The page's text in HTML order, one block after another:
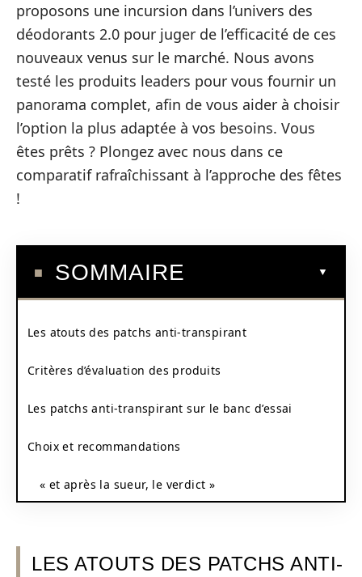
proposons une incursion dans l’univers des
déodorants 2.0 pour juger de l’efficacité de ces
nouveaux venus sur le marché. Nous avons
testé les produits leaders pour vous fournir un
panorama complet, afin de vous aider à choisir
l’option la plus adaptée à vos besoins. Vous
êtes prêts ? Plongez avec nous dans ce
comparatif rafraîchissant à l’approche des fêtes
!
SOMMAIRE
Les atouts des patchs anti-transpirant
Critères d’évaluation des produits
Les patchs anti-transpirant sur le banc d’essai
Choix et recommandations
« et après la sueur, le verdict »
LES ATOUTS DES PATCHS ANTI-